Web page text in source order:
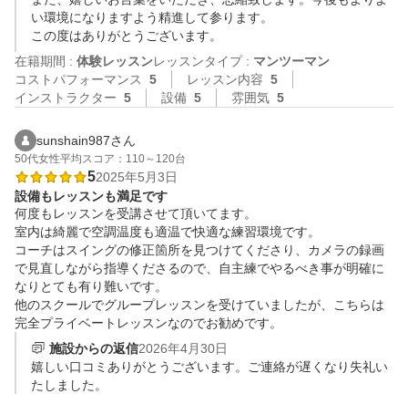
い環境になりますよう精進して参ります。
この度はありがとうございます。
在籍期間 : 体験レッスンレッスンタイプ : マンツーマン
コストパフォーマンス
5 レッスン内容 5
インストラクター 5 設備 5 雰囲気 5
sunshain987さん
50代女性平均スコア：110～120台
52025年5月3日
設備もレッスンも満足です
何度もレッスンを受講させて頂いてます。
室内は綺麗で空調温度も適温で快適な練習環境です。
コーチはスイングの修正箇所を見つけてくださり、カメラの録画
で見直しながら指導くださるので、自主練でやるべき事が明確に
なりとても有り難いです。
他のスクールでグループレッスンを受けていましたが、こちらは
完全プライベートレッスンなのでお勧めです。
施設からの返信2026年4月30日
嬉しい口コミありがとうございます。ご連絡が遅くなり失礼い
たしました。